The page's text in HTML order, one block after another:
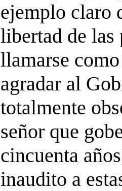
ejemplo claro
libertad de las
llamarse
agradar al
totalmente
señor que
cincuenta
inaudito a